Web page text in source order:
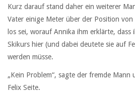
Kurz darauf stand daher ein weiterer
Vater einige Meter über der Position
los sei, worauf Annika ihm erklärte, dass
Skikurs hier (und dabei deutete sie auf
werden müsse.
„Kein Problem“, sagte der fremde
Felix Seite.